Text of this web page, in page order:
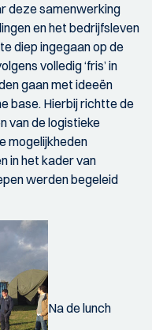
deze samenwerking
en het bedrijfsleven
diep ingegaan op de
volledig ‘fris’ in
gaan met ideeën
base. Hierbij richtte de
van de logistieke
mogelijkheden
in het kader van
werden begeleid
Na de lunch